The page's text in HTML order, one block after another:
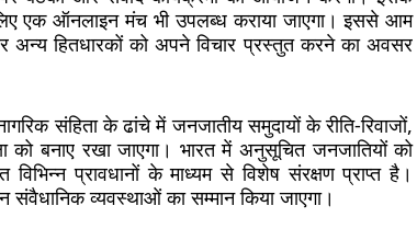
एक ऑनलाइन मंच भी उपलब्ध कराया जाएगा। इससे आम
अन्य हितधारकों को अपने विचार प्रस्तुत करने का अवसर
संहिता के ढांचे में जनजातीय समुदायों के रीति-रिवाजों,
को बनाए रखा जाएगा। भारत में अनुसूचित जनजातियों को
प्रावधानों के माध्यम से विशेष संरक्षण प्राप्त है।
व्यवस्थाओं का सम्मान किया जाएगा।